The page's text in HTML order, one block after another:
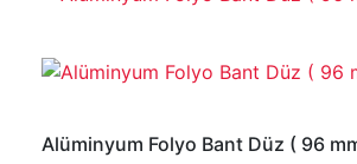
Alüminyum Folyo Bant Düz ( 96